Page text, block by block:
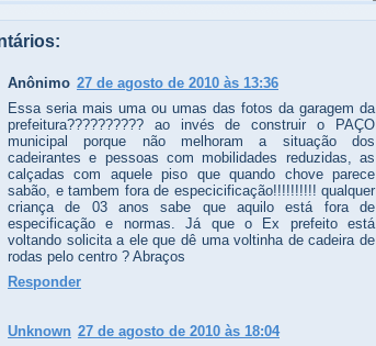
Anônimo 27 de agosto de 2010 às 13:36
Essa seria mais uma ou umas das fotos da garagem da
prefeitura?????????? ao invés de construir o PAÇO
municipal porque não melhoram a situação dos
cadeirantes e pessoas com mobilidades reduzidas, as
calçadas com aquele piso que quando chove parece
sabão, e tambem fora de especicificação!!!!!!!!!! qualquer
criança de 03 anos sabe que aquilo está fora de
especificação e normas. Já que o Ex prefeito está
voltando solicita a ele que dê uma voltinha de cadeira de
rodas pelo centro ? Abraços
Responder
Unknown 27 de agosto de 2010 às 18:04